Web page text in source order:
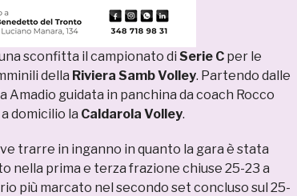
sconfitta il campionato di Serie C per le
della Riviera Samb Volley. Partendo dalle
Amadio guidata in panchina da coach Rocco
domicilio la Caldarola Volley.
trarre in inganno in quanto la gara è stata
nella prima e terza frazione chiuse 25-23 a
più marcato nel secondo set concluso sul 25-